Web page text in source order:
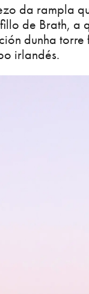
da rampla
de Brath, a
dunha
irlandés.